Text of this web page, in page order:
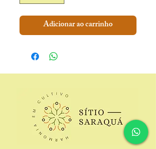
Adicionar ao carrinho